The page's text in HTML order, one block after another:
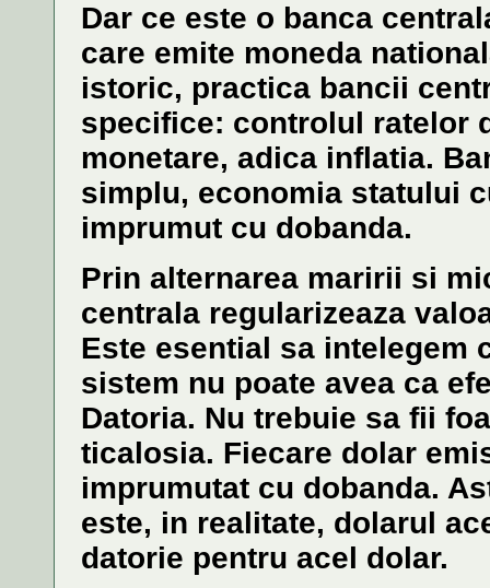
Dar ce este o banca
care emite moneda
istoric, practica bancii
specifice: controlul ratelor
monetare, adica inflatia.
simplu, economia statului
imprumut cu dobanda.
Prin alternarea maririi si
centrala regularizeaza
Este esential sa intelegem
sistem nu poate avea ca
Datoria. Nu trebuie sa fii
ticalosia. Fiecare dolar
imprumutat cu dobanda.
este, in realitate, dolarul
datorie pentru acel dolar.